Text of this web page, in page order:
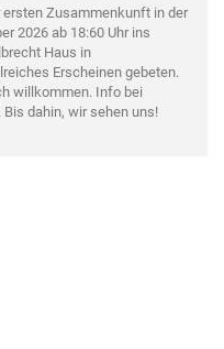
ersten Zusammenkunft in der
2026 ab 18:60 Uhr ins
Haus in
Erscheinen gebeten.
willkommen. Info bei
dahin, wir sehen uns!